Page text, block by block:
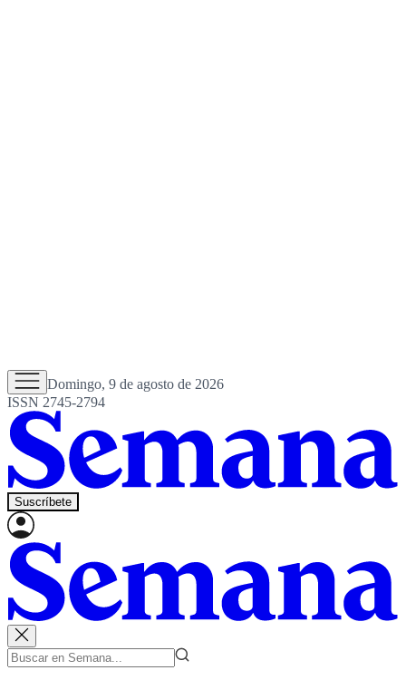
Domingo, 9 de agosto de 2026
ISSN 2745-2794
Suscríbete